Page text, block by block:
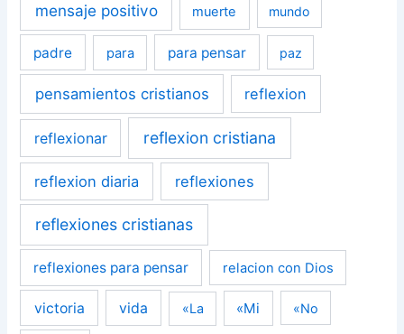
mensaje positivo muerte mundo
padre para para pensar paz
pensamientos cristianos reflexion
reflexionar reflexion cristiana
reflexion diaria reflexiones
reflexiones cristianas
reflexiones para pensar relacion con Dios
victoria vida «La «Mi «No